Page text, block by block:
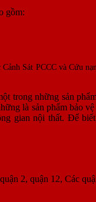
gồm:
Sát PCCC và
trong những sản
là sản phẩm bảo
gian nội thất. Để
2, quận 12, Các